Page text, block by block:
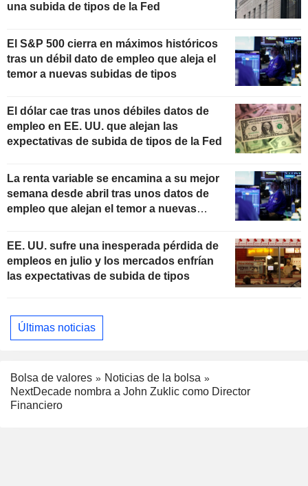
una subida de tipos de la Fed
El S&P 500 cierra en máximos históricos
tras un débil dato de empleo que aleja el
temor a nuevas subidas de tipos
El dólar cae tras unos débiles datos de
empleo en EE. UU. que alejan las
expectativas de subida de tipos de la Fed
La renta variable se encamina a su mejor
semana desde abril tras unos datos de
empleo que alejan el temor a nuevas
EE. UU. sufre una inesperada pérdida de
empleos en julio y los mercados enfrían
las expectativas de subida de tipos
Últimas noticias
Bolsa de valores
Noticias de la bolsa
NextDecade nombra a John Zuklic como Director
Financiero